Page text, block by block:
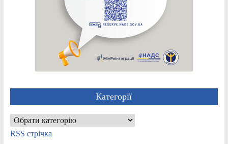
Категорії
Категорії
RSS стрічка